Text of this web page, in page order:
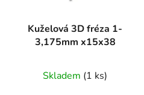
Kuželová 3D fréza 1-
3,175mm x15x38
Skladem (1 ks)